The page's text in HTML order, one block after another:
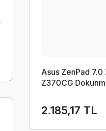
Asus ZenPad 7.0
Z370CG
2.185,17 TL